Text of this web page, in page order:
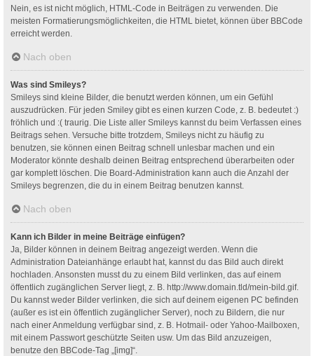
Nein, es ist nicht möglich, HTML-Code in Beiträgen zu verwenden. Die
meisten Formatierungsmöglichkeiten, die HTML bietet, können über BBCode
erreicht werden.
Nach oben
Was sind Smileys?
Smileys sind kleine Bilder, die benutzt werden können, um ein Gefühl
auszudrücken. Für jeden Smiley gibt es einen kurzen Code, z. B. bedeutet :)
fröhlich und :( traurig. Die Liste aller Smileys kannst du beim Verfassen eines
Beitrags sehen. Versuche bitte trotzdem, Smileys nicht zu häufig zu
benutzen, sie können einen Beitrag schnell unlesbar machen und ein
Moderator könnte deshalb deinen Beitrag entsprechend überarbeiten oder
gar komplett löschen. Die Board-Administration kann auch die Anzahl der
Smileys begrenzen, die du in einem Beitrag benutzen kannst.
Nach oben
Kann ich Bilder in meine Beiträge einfügen?
Ja, Bilder können in deinem Beitrag angezeigt werden. Wenn die
Administration Dateianhänge erlaubt hat, kannst du das Bild auch direkt
hochladen. Ansonsten musst du zu einem Bild verlinken, das auf einem
öffentlich zugänglichen Server liegt, z. B. http://www.domain.tld/mein-bild.gif.
Du kannst weder Bilder verlinken, die sich auf deinem eigenen PC befinden
(außer es ist ein öffentlich zugänglicher Server), noch zu Bildern, die nur
nach einer Anmeldung verfügbar sind, z. B. Hotmail- oder Yahoo-Mailboxen,
mit einem Passwort geschützte Seiten usw. Um das Bild anzuzeigen,
benutze den BBCode-Tag „[img]“.